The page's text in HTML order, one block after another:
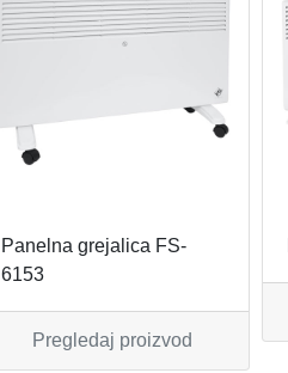
Panelna grejalica FS-
6153
Pregledaj proizvod